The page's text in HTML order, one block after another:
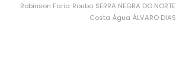
Robinson Faria Roubo SERRA NEGRA DO NORTE
Costa Água ÁLVARO DIAS